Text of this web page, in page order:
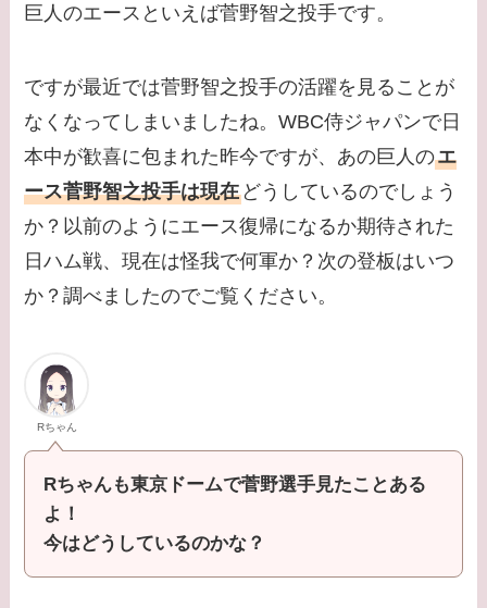
巨人のエースといえば菅野智之投手です。
ですが最近では菅野智之投手の活躍を見ることが
なくなってしまいましたね。WBC侍ジャパンで日
本中が歓喜に包まれた昨今ですが、あの巨人のエ
ース菅野智之投手は現在 どうしているのでしょう
か？以前のようにエース復帰になるか期待された
日ハム戦、現在は怪我で何軍か？次の登板はいつ
か？調べましたのでご覧ください。
Rちゃん
Rちゃんも東京ドームで菅野選手見たことある
よ！
今はどうしているのかな？